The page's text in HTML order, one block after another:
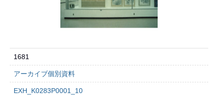
1681
アーカイブ個別資料
EXH_K0283P0001_10